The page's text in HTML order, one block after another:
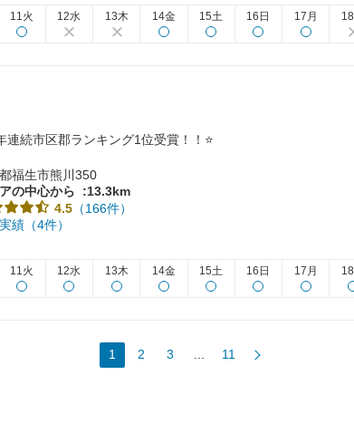
11火 12水 13木 14金 15土 16日 17月
連続市区郡ランキング1位受賞！！⭐
福生市熊川350
の中心から
:13.3km
4.5 （166件）
績（4件）
11火 12水 13木 14金 15土 16日 17月
1 2 3 ... 11